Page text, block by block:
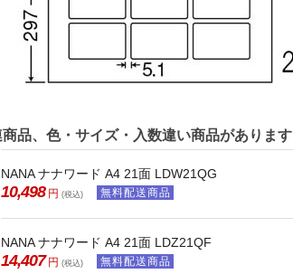
品、色・サイズ・入数違い商品があります
NANA ナナワード A4 21面 LDW21QG
10,498 円 (税込) 無料配送商品
NANA ナナワード A4 21面 LDZ21QF
14,407 円 (税込) 無料配送商品